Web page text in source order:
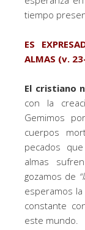
tiempo
ES
ALMAS (v.
El cristiano
con la
Gemimos
cuerpos
pecados
almas
gozamos de
esperamos
constante
este mundo.